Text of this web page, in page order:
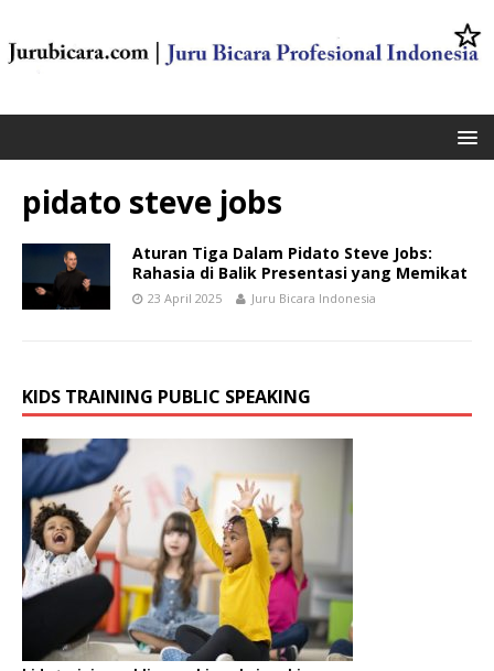
pidato steve jobs
Aturan Tiga Dalam Pidato Steve Jobs:
Rahasia di Balik Presentasi yang Memikat
23 April 2025 Juru Bicara Indonesia
KIDS TRAINING PUBLIC SPEAKING